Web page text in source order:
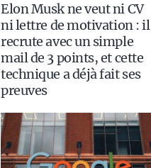
Elon Musk ne veut ni CV
ni lettre de motivation : il
recrute avec un simple
mail de 3 points, et cette
technique a déjà fait ses
preuves